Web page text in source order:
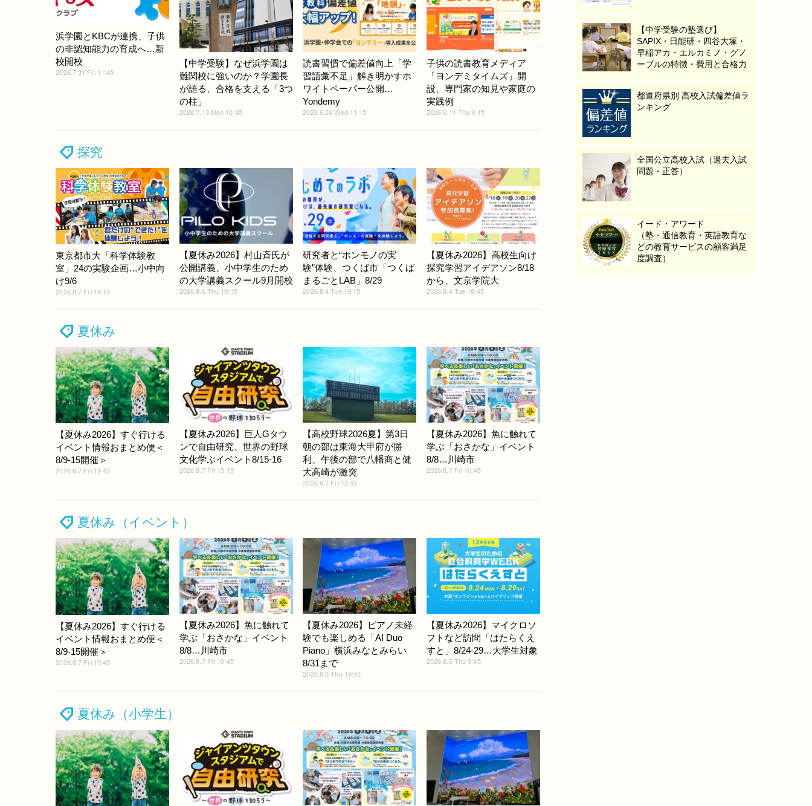
浜学園とKBCが連携、子供
の非認知能力の育成へ…新
校開校
2026.7.31 Fri 11:45
【中学受験】なぜ浜学園は
難関校に強いのか？学園長
が語る、合格を支える「3つ
の柱」
2026.7.13 Mon 10:45
読書習慣で偏差値向上「学
習語彙不足」解き明かすホ
ワイトペーパー公開…
Yondemy
2026.6.24 Wed 11:15
子供の読書教育メディア
「ヨンデミタイムズ」開
設、専門家の知見や家庭の
実践例
2026.6.11 Thu 9:15
探究
東京都市大「科学体験教
室」24の実験企画…小中向
け9/6
2026.8.7 Fri 18:15
【夏休み2026】村山斉氏が
公開講義、小中学生のため
の大学講義スクール9月開校
2026.8.6 Thu 19:15
研究者と“ホンモノの実
験”体験、つくば市「つくば
まるごとLAB」8/29
2026.8.4 Tue 19:15
【夏休み2026】高校生向け
探究学習アイデアソン8/18
から、文京学院大
2026.8.4 Tue 18:45
夏休み
【夏休み2026】すぐ行ける
イベント情報おまとめ便＜
8/9-15開催＞
2026.8.7 Fri 19:45
【夏休み2026】巨人Gタウ
ンで自由研究、世界の野球
文化学ぶイベント8/15-16
2026.8.7 Fri 15:15
【高校野球2026夏】第3日
朝の部は東海大甲府が勝
利、午後の部で八幡商と健
大高崎が激突
2026.8.7 Fri 12:45
【夏休み2026】魚に触れて
学ぶ「おさかな」イベント
8/8…川崎市
2026.8.7 Fri 10:45
夏休み（イベント）
【夏休み2026】すぐ行ける
イベント情報おまとめ便＜
8/9-15開催＞
2026.8.7 Fri 19:45
【夏休み2026】魚に触れて
学ぶ「おさかな」イベント
8/8…川崎市
2026.8.7 Fri 10:45
【夏休み2026】ピアノ未経
験でも楽しめる「AI Duo
Piano」横浜みなとみらい
8/31まで
2026.8.6 Thu 19:45
【夏休み2026】マイクロソ
フトなど訪問「はたらくえ
すと」8/24-29…大学生対象
2026.8.6 Thu 9:45
夏休み（小学生）
【中学受験の塾選び】
SAPIX・日能研・四谷大塚・
早稲アカ・エルカミノ・グノ
ーブルの特徴・費用と合格力
都道府県別 高校入試偏差値ラ
ンキング
全国公立高校入試（過去入試
問題・正答）
イード・アワード
（塾・通信教育・英語教育な
どの教育サービスの顧客満足
度調査）